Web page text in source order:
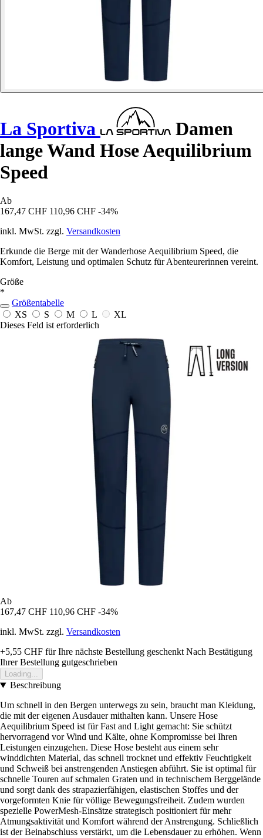
La Sportiva
Damen
lange Wand Hose Aequilibrium
Speed
Ab
167,47 CHF 110,96 CHF -34%
inkl. MwSt. zzgl. Versandkosten
Erkunde die Berge mit der Wanderhose Aequilibrium Speed, die
Komfort, Leistung und optimalen Schutz für Abenteurerinnen vereint.
Größe
*
Größentabelle
XS
S M L
XL
Dieses Feld ist erforderlich
Ab
167,47 CHF 110,96 CHF -34%
inkl. MwSt. zzgl. Versandkosten
+5,55 CHF für Ihre nächste Bestellung geschenkt Nach Bestätigung
Ihrer Bestellung gutgeschrieben
Loading...
Beschreibung
Um schnell in den Bergen unterwegs zu sein, braucht man Kleidung,
die mit der eigenen Ausdauer mithalten kann. Unsere Hose
Aequilibrium Speed ist für Fast and Light gemacht: Sie schützt
hervorragend vor Wind und Kälte, ohne Kompromisse bei Ihren
Leistungen einzugehen. Diese Hose besteht aus einem sehr
winddichten Material, das schnell trocknet und effektiv Feuchtigkeit
und Schweiß bei anstrengenden Anstiegen abführt. Sie ist optimal für
schnelle Touren auf schmalen Graten und in technischem Berggelände
und sorgt dank des strapazierfähigen, elastischen Stoffes und der
vorgeformten Knie für völlige Bewegungsfreiheit. Zudem wurden
spezielle PowerMesh-Einsätze strategisch positioniert für mehr
Atmungsaktivität und Komfort während der Anstrengung. Schließlich
ist der Beinabschluss verstärkt, um die Lebensdauer zu erhöhen. Wenn